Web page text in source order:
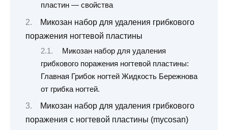
пластин — свойства
Микозан набор для удаления грибкового
поражения ногтевой пластины
Микозан набор для удаления
грибкового поражения ногтевой пластины:
Главная Грибок ногтей Жидкость Бережнова
от грибка ногтей.
Микозан набор для удаления грибкового
поражения с ногтевой пластины (mycosan)